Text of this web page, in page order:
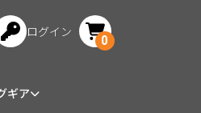
ログイン
0
ギア